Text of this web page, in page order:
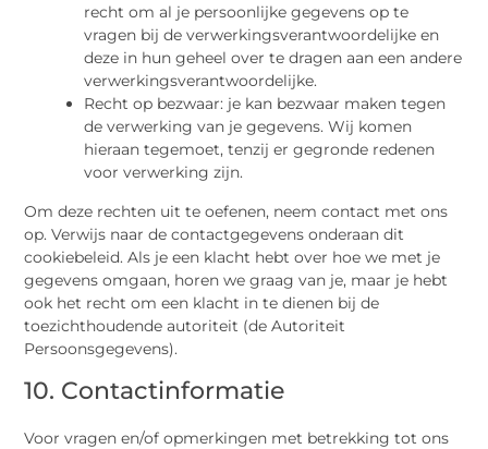
recht om al je persoonlijke gegevens op te
vragen bij de verwerkingsverantwoordelijke en
deze in hun geheel over te dragen aan een andere
verwerkingsverantwoordelijke.
Recht op bezwaar: je kan bezwaar maken tegen
de verwerking van je gegevens. Wij komen
hieraan tegemoet, tenzij er gegronde redenen
voor verwerking zijn.
Om deze rechten uit te oefenen, neem contact met ons
op. Verwijs naar de contactgegevens onderaan dit
cookiebeleid. Als je een klacht hebt over hoe we met je
gegevens omgaan, horen we graag van je, maar je hebt
ook het recht om een klacht in te dienen bij de
toezichthoudende autoriteit (de Autoriteit
Persoonsgegevens).
10. Contactinformatie
Voor vragen en/of opmerkingen met betrekking tot ons